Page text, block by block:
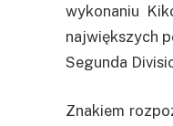
wykonaniu
największych
Segunda
Znakiem